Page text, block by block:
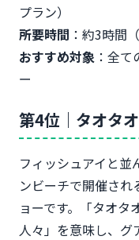
プラン）
所要時間 ：約3時間
おすすめ対象 ：全
ー
第4位｜タオタ
フィッシュアイと並
ンビーチで開催され
ョーです。「タオタ
人々」を意味し、グ